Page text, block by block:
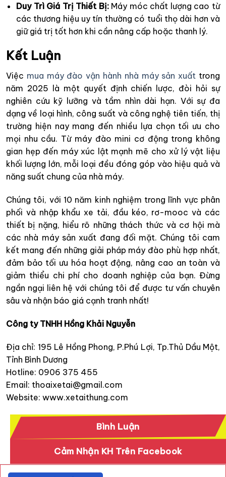
Duy Trì Giá Trị Thiết Bị:Máy móc chất lượng cao từ
các thương hiệu uy tín thường có tuổi thọ dài hơn và
giữ giá trị tốt hơn khi cần nâng cấp hoặc thanh lý.
Kết Luận
Việc mua máy đào vận hành nhà máy sản xuất trong
năm 2025 là một quyết định chiến lược, đòi hỏi sự
nghiên cứu kỹ lưỡng và tầm nhìn dài hạn. Với sự đa
dạng về loại hình, công suất và công nghệ tiên tiến, thị
trường hiện nay mang đến nhiều lựa chọn tối ưu cho
mọi nhu cầu. Từ máy đào mini cơ động trong không
gian hẹp đến máy xúc lật mạnh mẽ cho xử lý vật liệu
khối lượng lớn, mỗi loại đều đóng góp vào hiệu quả và
năng suất chung của nhà máy.
Chúng tôi, với 10 năm kinh nghiệm trong lĩnh vực phân
phối và nhập khẩu xe tải, đầu kéo, rơ-mooc và các
thiết bị nặng, hiểu rõ những thách thức và cơ hội mà
các nhà máy sản xuất đang đối mặt. Chúng tôi cam
kết mang đến những giải pháp máy đào phù hợp nhất,
đảm bảo tối ưu hóa hoạt động, nâng cao an toàn và
giảm thiểu chi phí cho doanh nghiệp của bạn. Đừng
ngần ngại liên hệ với chúng tôi để được tư vấn chuyên
sâu và nhận báo giá cạnh tranh nhất!
Công ty TNHH Hồng Khải Nguyễn
Địa chỉ: 195 Lê Hồng Phong, P.Phú Lợi, Tp.Thủ Dầu Một,
Tỉnh Bình Dương
Hotline: 0906 375 455
Email: thoaixetai@gmail.com
Website: www.xetaithung.com
Bình Luận
Cảm Nhận KH Trên Facebook